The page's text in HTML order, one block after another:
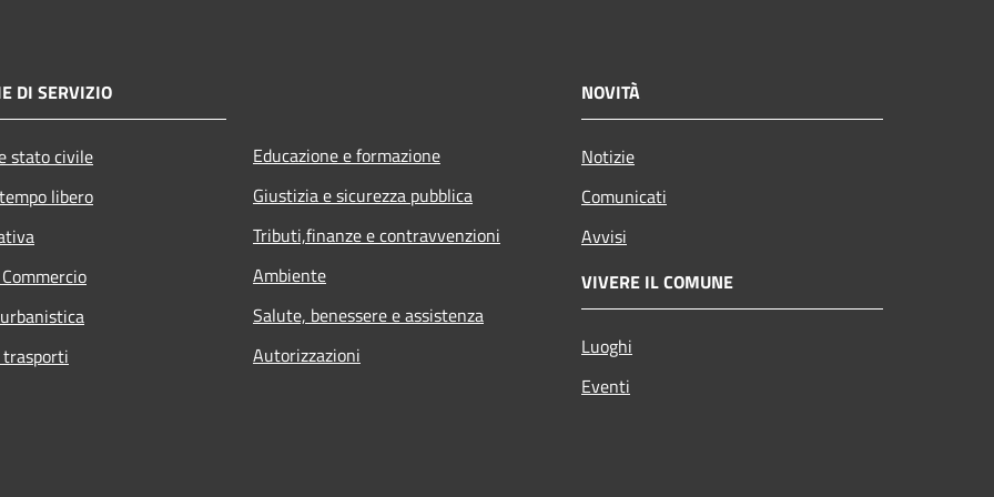
DI SERVIZIO
stato civile
libero
Educazione e formazione
Giustizia e sicurezza pubblica
Tributi,finanze e contravvenzioni
Ambiente
Salute, benessere e assistenza
Autorizzazioni
NOVITÀ
Notizie
Comunicati
Avvisi
VIVERE IL COMUNE
Luoghi
Eventi